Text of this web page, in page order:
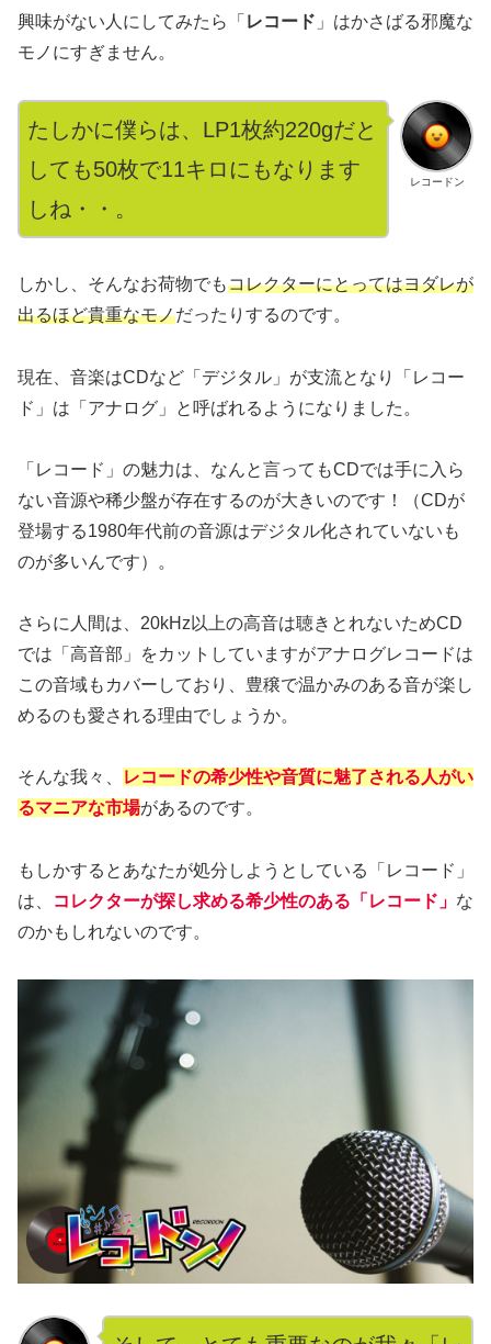
興味がない人にしてみたら「 レコード 」はかさばる邪魔な
モノにすぎません。
レコードン
たしかに僕らは、LP1枚約220gだと
しても50枚で11キロにもなります
しね・・。
しかし、そんなお荷物でもコレクターにとってはヨダレが
出るほど貴重なモノだったりするのです。
現在、音楽はCDなど「デジタル」が支流となり「レコー
ド」は「アナログ」と呼ばれるようになりました。
「レコード」の魅力は、なんと言ってもCDでは手に入ら
ない音源や稀少盤が存在するのが大きいのです！（CDが
登場する1980年代前の音源はデジタル化されていないも
のが多いんです）。
さらに人間は、20kHz以上の高音は聴きとれないためCD
では「高音部」をカットしていますがアナログレコードは
この音域もカバーしており、豊穣で温かみのある音が楽し
めるのも愛される理由でしょうか。
そんな我々、
レコードの希少性や音質に魅了される人がい
るマニアな市場があるのです。
もしかするとあなたが処分しようとしている「レコード」
は、
コレクターが探し求める希少性のある「レコード」 な
のかもしれないのです。